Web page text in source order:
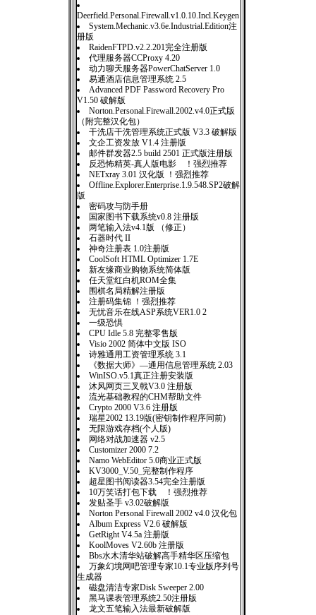
Deerfield.Personal.Firewall.v1.0.10.Incl.Keygen
System.Mechanic.v3.6e.Industrial.Edition注
册版
RaidenFTPD.v2.2.201完全注册版
代理服务器CCProxy 4.20
动力聊天服务器PowerChatServer 1.0
易通酒店信息管理系统 2.5
Advanced PDF Password Recovery Pro
V1.50 破解版
Norton.Personal.Firewall.2002.v4.0正式版
（附完整汉化包）
干洗店干洗管理系统正式版 V3.3 破解版
文企工资发放 V1.4 注册版
邮件群发器2.5 build 2501 正式版注册版
反恐怖精英-真人版电影 ！强烈推荐
NETxray 3.01 汉化版 ！强烈推荐
Offline.Explorer.Enterprise.1.9.548.SP2破解
版
密码攻与防手册
国家图书下载系统v0.8 注册版
两笔输入法v4.1版 （修正）
石器时代 II
神奇注册表 1.0注册版
CoolSoft HTML Optimizer 1.7E
新友缘商业购物系统简体版
任天堂红白机ROM全集
围棋名局精解注册版
注册码集锦 ！强烈推荐
无忧音乐在线ASP系统VER1.0 2
一级恐惧
CPU Idle 5.8 完整零售版
Visio 2002 简体中文版 ISO
诗雅通用工资管理系统 3.1
《数据大师》—通用信息管理系统 2.03
WinISO.v5.1真正注册安装版
沐风网页三叉戟V3.0 注册版
流光基础教程的CHM帮助文件
Crypto 2000 V3.6 注册版
瑞星2002 13.19版(密钥制作程序同前)
无限游戏存档(个人版)
网络对战加速器 v2.5
Customizer 2000 7.2
Namo WebEditor 5.0商业正式版
KV3000_V.50_完整制作程序
超星图书阅读器3.54完全注册版
10万笑话打包下载 ！强烈推荐
发贴圣手 v3.02破解版
Norton Personal Firewall 2002 v4.0 汉化包
Album Express V2.6 破解版
GetRight V4.5a 注册版
KoolMoves V2.60b 注册版
Bbs水木清华站破解高手精华区压缩包
万象幻境网吧管理专家10.1专业版序列号
生成器
磁盘清洁专家Disk Sweeper 2.00
黑马课表管理系统2.50注册版
龙文五笔输入法最新破解版